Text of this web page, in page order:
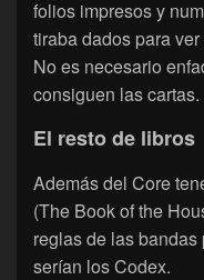
folios impresos y
tiraba dados para
No es necesario
consiguen las cartas.
El resto de libros
Además del Core
(The Book of the
reglas de las
serían los Codex.